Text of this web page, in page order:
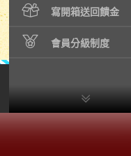
寫開箱送回饋金
會員分級制度